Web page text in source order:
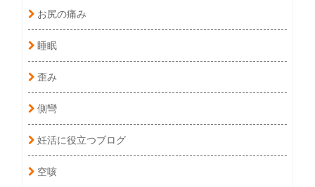
お尻の痛み
睡眠
歪み
側彎
妊活に役立つブログ
空咳